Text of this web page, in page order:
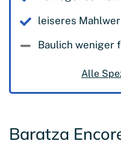
leiseres
Baulich weniger
Alle
Baratza